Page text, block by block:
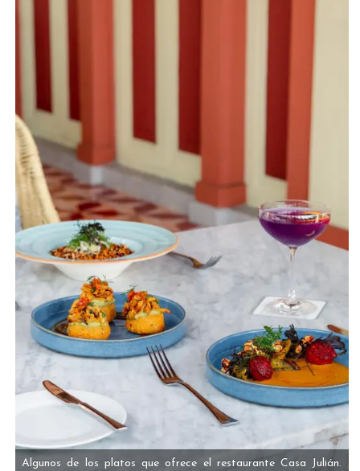
Algunos de los platos que ofrece el restaurante Casa Julián.